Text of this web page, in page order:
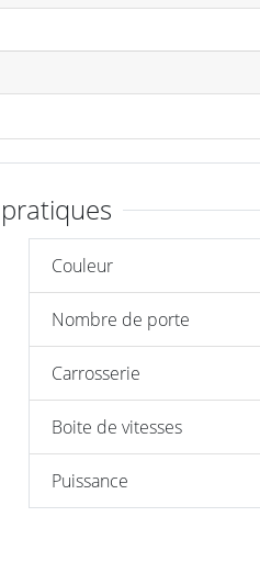
Couleur
Nombre de porte
Carrosserie
Boite de vitesses
Puissance